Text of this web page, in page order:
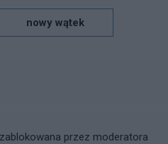
nowy wątek
przez moderatora